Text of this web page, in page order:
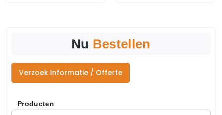
Nu Bestellen
Verzoek Informatie / Offerte
Producten